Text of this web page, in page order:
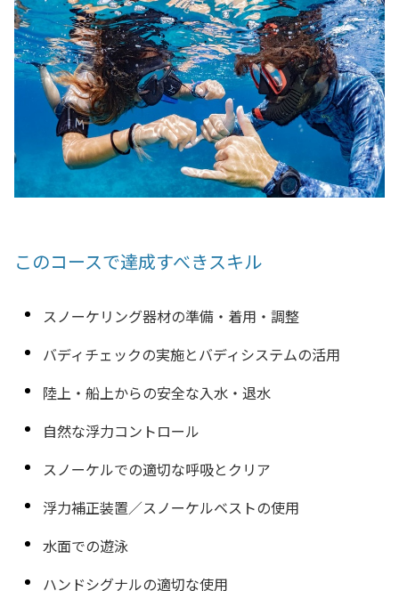
このコースで達成すべきスキル
スノーケリング器材の準備・着用・調整
バディチェックの実施とバディシステムの活用
陸上・船上からの安全な入水・退水
自然な浮力コントロール
スノーケルでの適切な呼吸とクリア
浮力補正装置／スノーケルベストの使用
水面での遊泳
ハンドシグナルの適切な使用